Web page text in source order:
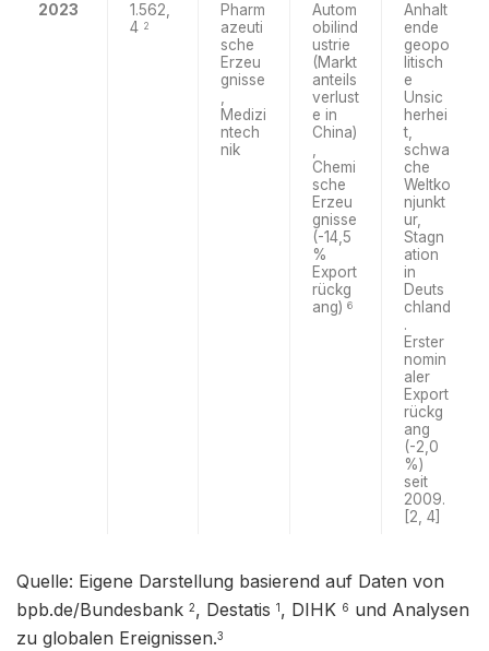
2023
1.562,
4 2
Pharm
azeuti
sche
Erzeu
gnisse
Medizi
ntech
nik
Autom
obilind
ustrie
(Markt
anteils
verlust
e in
China)
Chemi
sche
Erzeu
gnisse
(-14,5
%
Export
rückg
ang) 6
Anhalt
ende
geopo
litisch
e
Unsic
herhei
t,
schwa
che
Weltko
njunkt
ur,
Stagn
ation
in
Deuts
chland
.
Erster
nomin
aler
Export
rückg
ang
(-2,0
%)
seit
2009.
[2, 4]
Quelle: Eigene Darstellung basierend auf Daten von
bpb.de/Bundesbank 2, Destatis 1 , DIHK 6 und Analysen
zu globalen Ereignissen.3